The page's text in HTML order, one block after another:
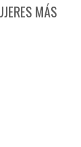
MÁS